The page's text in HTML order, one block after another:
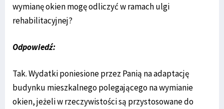
wymianę okien mogę odliczyć w ramach ulgi
rehabilitacyjnej?
Odpowiedź:
Tak. Wydatki poniesione przez Panią na adaptację
budynku mieszkalnego polegającego na wymianie
okien, jeżeli w rzeczywistości są przystosowane do